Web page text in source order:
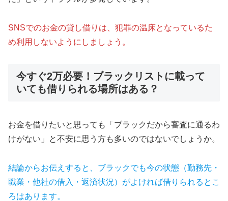
SNSでのお金の貸し借りは、犯罪の温床となっているた
め利用しないようにしましょう。
今すぐ2万必要！ブラックリストに載って
いても借りられる場所はある？
お金を借りたいと思っても「ブラックだから審査に通るわ
けがない」と不安に思う方も多いのではないでしょうか。
結論からお伝えすると、ブラックでも今の状態（勤務先・
職業・他社の借入・返済状況）がよければ借りられるとこ
ろはあります。